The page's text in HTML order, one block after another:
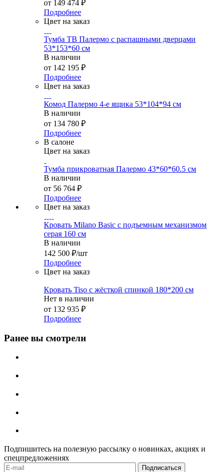
от 149 474 ₽
Подробнее
Цвет на заказ
Тумба ТВ Палермо с распашными дверцами
53*153*60 см
В наличии
от 142 195 ₽
Подробнее
Цвет на заказ
Комод Палермо 4-е ящика 53*104*94 см
В наличии
от 134 780 ₽
Подробнее
В салоне
Цвет на заказ
Тумба прикроватная Палермо 43*60*60.5 см
В наличии
от 56 764 ₽
Подробнее
Цвет на заказ
Кровать Milano Basic с подъемным механизмом
серая 160 см
В наличии
142 500 ₽/шт
Подробнее
Цвет на заказ
Кровать Tiso с жёсткой спинкой 180*200 см
Нет в наличии
от 132 935 ₽
Подробнее
Ранее вы смотрели
Подпишитесь на полезную рассылку о новинках, акциях и
спецпредложениях